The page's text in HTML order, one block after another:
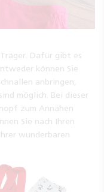
Dafür gibt es
können Sie
anbringen,
möglich. Bei dieser
zum Annähen
Sie nach Ihren
wunderbaren